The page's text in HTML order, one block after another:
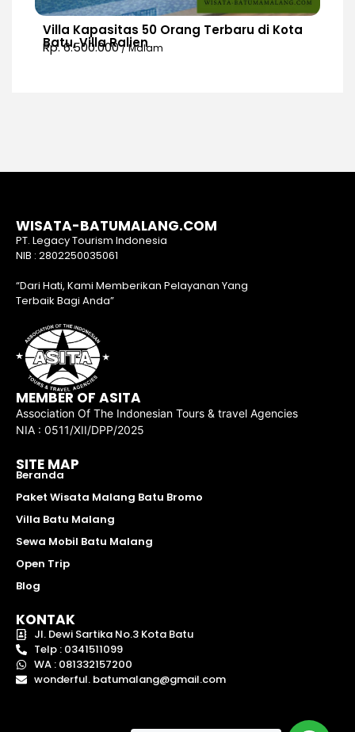
Villa Kapasitas 50 Orang Terbaru di Kota
Batu, Villa Ralien
Rp. 6.500.000/ Malam
WISATA-BATUMALANG.COM
PT. Legacy Tourism Indonesia
NIB : 2802250035061
“Dari Hati, Kami Memberikan Pelayanan Yang
Terbaik Bagi Anda”
MEMBER OF ASITA
Association Of The Indonesian Tours & travel Agencies
NIA : 0511/XII/DPP/2025
SITE MAP
Beranda
Paket Wisata Malang Batu Bromo
Villa Batu Malang
Sewa Mobil Batu Malang
Open Trip
Blog
KONTAK
Jl. Dewi Sartika No.3 Kota Batu
Telp : 0341511099
WA : 081332157200
wonderful. batumalang@gmail.com